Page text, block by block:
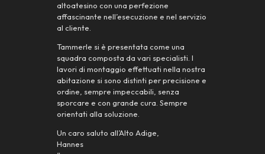
altoatesino con una perfezione
affascinante nell’esecuzione e nel servizio
al cliente.
Tammerle si è presentata come una
squadra composta da vari specialisti. I
lavori di montaggio effettuati nella nostra
abitazione si sono distinti per precisione e
ordine, sempre impeccabili, senza
sporcare e con grande cura. Sempre
orientati alla soluzione.
Un caro saluto all’Alto Adige,
Hannes